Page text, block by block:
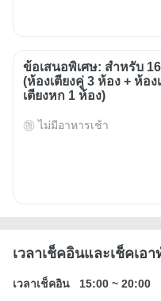
ข้อเสนอพิเศษ: สำหรับ
(ห้องเตียงคู่ 3 ห้อง + ห้อง
เตียงหก 1 ห้อง)
ไม่มีอาหารเช้า
เวลาเช็คอินและเช็คเอา
เวลาเช็คอิน 15:00 ~ 20:00